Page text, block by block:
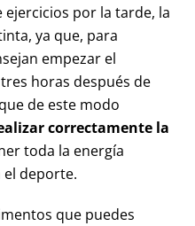
ejercicios por la tarde, la
ya que, para
empezar el
horas después de
de este modo
correctamente la
toda la energía
el deporte.
que puedes